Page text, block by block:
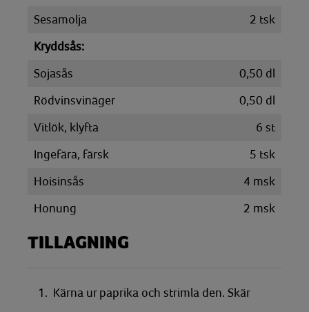
Sesamolja 2 tsk
Kryddsås:
Sojasås
0,50 dl
Rödvinsvinäger
0,50 dl
Vitlök, klyfta
6 st
Ingefära, färsk
5 tsk
Hoisinsås
4 msk
Honung
2 msk
TILLAGNING
1. Kärna ur paprika och strimla den. Skär